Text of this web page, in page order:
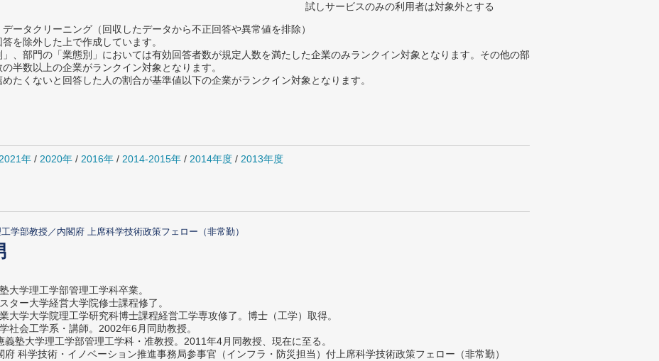
試しサービスのみの利用者は対象外とする
ータクリーニング（回収したデータから不正回答や異常値を排除）
を除外した上で作成しています。
、部門の「業態別」においては有効回答者数が規定人数を満たした企業のみランクイン対象となります。その他の部
半数以上の企業がランクイン対象となります。
たくないと回答した人の割合が基準値以下の企業がランクイン対象となります。
2021年 / 2020年 / 2016年 / 2014-2015年 / 2014年度 / 2013年度
学部教授／内閣府 上席科学技術政策フェロー（非常勤）
大学理工学部管理工学科卒業。
ター大学経営大学院修士課程修了。
大学大学院理工学研究科博士課程経営工学専攻修了。博士（工学）取得。
社会工学系・講師。2002年6月同助教授。
義塾大学理工学部管理工学科・准教授。2011年4月同教授、現在に至る。
府 科学技術・イノベーション推進事務局参事官（インフラ・防災担当）付上席科学技術政策フェロー（非常勤）